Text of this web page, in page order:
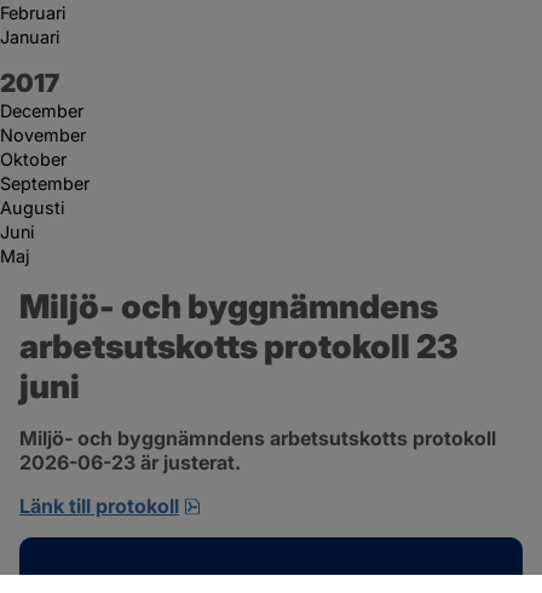
Februari
Januari
År:
2017
December
November
Oktober
September
Augusti
Juni
Maj
Miljö- och byggnämndens
arbetsutskotts protokoll 23
juni
Miljö- och byggnämndens arbetsutskotts protokoll
2026-06-23 är justerat.
Länk till protokoll